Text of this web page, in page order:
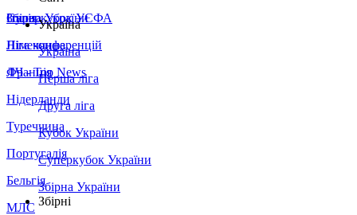
Збірна України
Італія
Німеччина
Франція
Нідерланди
Туреччина
Португалія
Бельгія
МЛС
Суперкубок УЄФА
Ліга конференцій
ЛЧ - Top News
Україна
Україна
Перша ліга
Друга ліга
Кубок України
Суперкубок України
Збірна України
Збірні